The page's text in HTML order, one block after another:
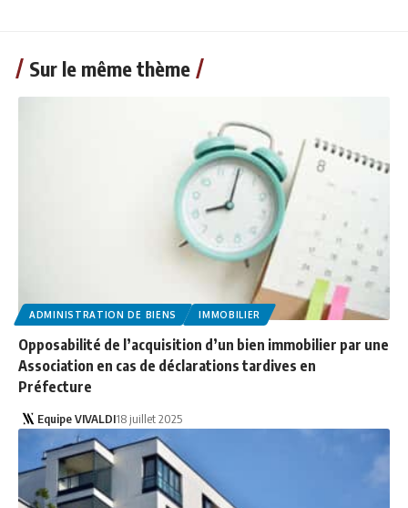
Sur le même thème
ADMINISTRATION DE BIENS IMMOBILIER
Opposabilité de l’acquisition d’un bien immobilier par une
Association en cas de déclarations tardives en
Préfecture
Equipe VIVALDI18 juillet 2025